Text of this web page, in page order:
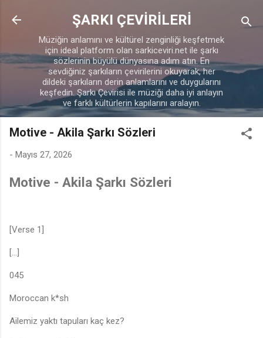
Ana içeriğe atla
ŞARKI ÇEVİRİLERİ
Müziğin anlamını ve kültürel zenginliği keşfetmek
için ideal platform olan sarkiceviri.net ile şarkı
sözlerinin büyülü dünyasına adım atın. En
sevdiğiniz şarkıların çevirilerini okuyarak, her
dildeki şarkıların derin anlamlarını ve duygularını
keşfedin. Şarkı Çevirisi ile müziği daha iyi anlayın
ve farklı kültürlerin kapılarını aralayın.
Motive - Akila Şarkı Sözleri
- Mayıs 27, 2026
Motive - Akila Şarkı Sözleri
[Verse 1]
[...]
045
Moroccan k*sh
Ailemiz yaktı tapuları kaç kez?